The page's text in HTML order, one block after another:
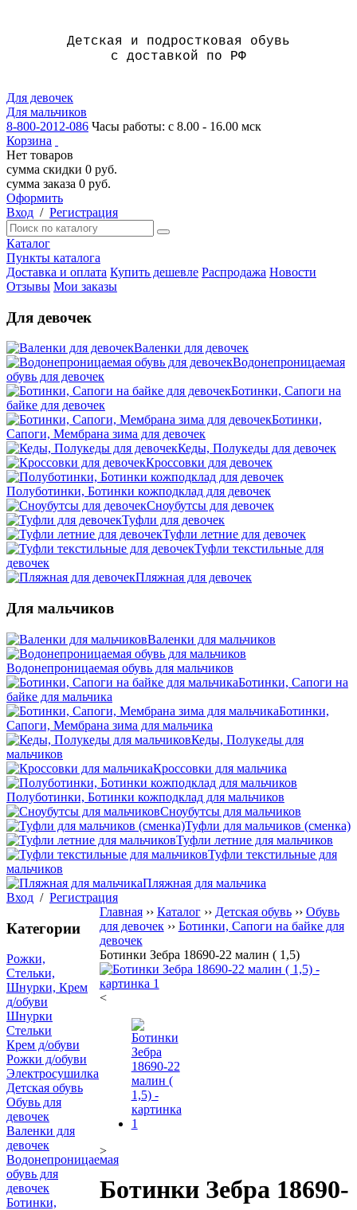
Детская и подростковая обувь
с доставкой по РФ
Для девочек
Для мальчиков
8-800-2012-086 Часы работы: с 8.00 - 16.00 мск
Корзина
Нет товаров
сумма скидки 0 руб.
сумма заказа 0 руб.
Оформить
Вход / Регистрация
Каталог
Пункты каталога
Доставка и оплата Купить дешевле Распродажа Новости
Отзывы Мои заказы
Для девочек
Валенки для девочек
Водонепроницаемая
обувь для девочек
Ботинки, Сапоги на
байке для девочек
Ботинки,
Сапоги, Мембрана зима для девочек
Кеды, Полукеды для девочек
Кроссовки для девочек
Полуботинки, Ботинки кожподклад для девочек
Сноубутсы для девочек
Туфли для девочек
Туфли летние для девочек
Туфли текстильные для
девочек
Пляжная для девочек
Для мальчиков
Валенки для мальчиков
Водонепроницаемая обувь для мальчиков
Ботинки, Сапоги на
байке для мальчика
Ботинки,
Сапоги, Мембрана зима для мальчика
Кеды, Полукеды для
мальчиков
Кроссовки для мальчика
Полуботинки, Ботинки кожподклад для мальчиков
Сноубутсы для мальчиков
Туфли для мальчиков (сменка)
Туфли летние для мальчиков
Туфли текстильные для
мальчиков
Пляжная для мальчика
Вход / Регистрация
Главная ›› Каталог ›› Детская обувь ›› Обувь
для девочек ›› Ботинки, Сапоги на байке для
девочек
Ботинки Зебра 18690-22 малин ( 1,5)
<
>
Ботинки Зебра 18690-
Категории
Рожки,
Стельки,
Шнурки, Крем
д/обуви
Шнурки
Стельки
Крем д/обуви
Рожки д/обуви
Электросушилка
Детская обувь
Обувь для
девочек
Валенки для
девочек
Водонепроницаемая
обувь для
девочек
Ботинки,